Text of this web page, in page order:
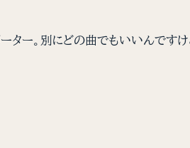
ー。別にどの曲でもいいんですけど